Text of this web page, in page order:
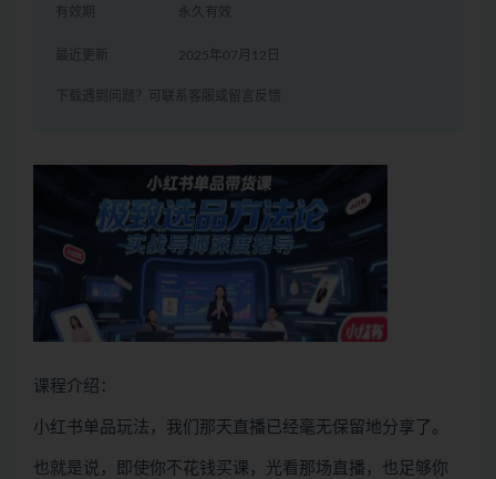
有效期 永久有效
最近更新 2025年07月12日
下载遇到问题？可联系客服或留言反馈
课程介绍：
小红书单品玩法，我们那天直播已经毫无保留地分享了。
也就是说，即使你不花钱买课，光看那场直播，也足够你